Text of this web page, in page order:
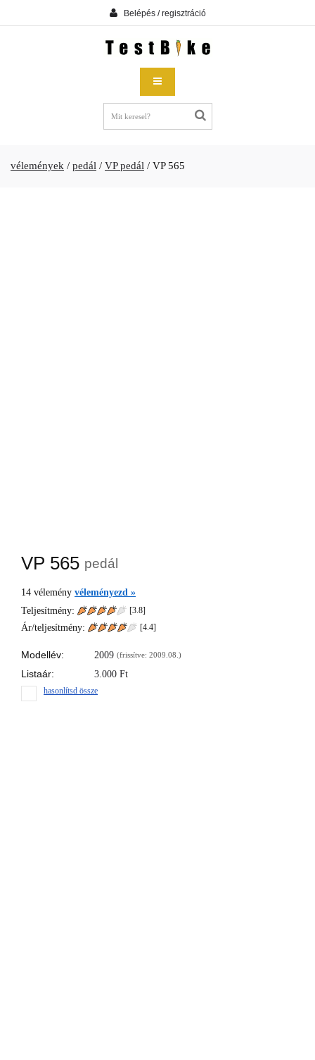
Belépés / regisztráció
vélemények / pedál / VP pedál / VP 565
VP 565 pedál
14 vélemény véleményezd »
Teljesítmény:
[3.8]
Ár/teljesítmény: [4.4]
Modellév: 2009 (frissítve: 2009.08.)
Listaár: 3.000 Ft
hasonlítsd össze